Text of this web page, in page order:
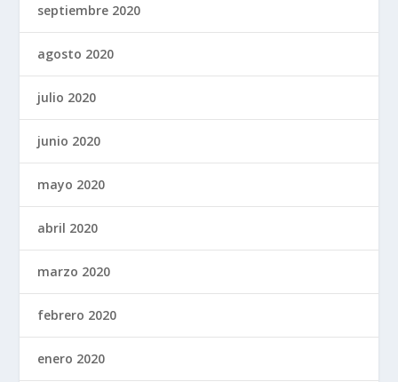
septiembre 2020
agosto 2020
julio 2020
junio 2020
mayo 2020
abril 2020
marzo 2020
febrero 2020
enero 2020